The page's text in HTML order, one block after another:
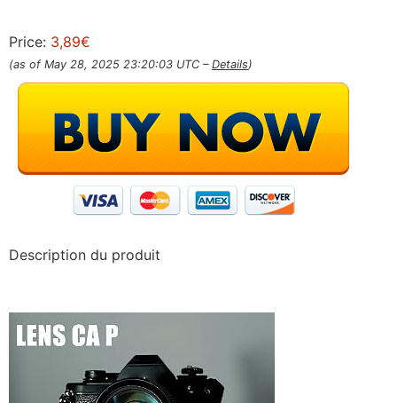
Price: 3,89€
(as of May 28, 2025 23:20:03 UTC – Details)
Description du produit